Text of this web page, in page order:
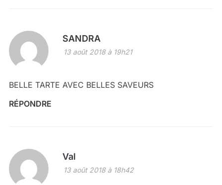
SANDRA
13 août 2018 à 19h21
BELLE TARTE AVEC BELLES SAVEURS
RÉPONDRE
Val
13 août 2018 à 18h42